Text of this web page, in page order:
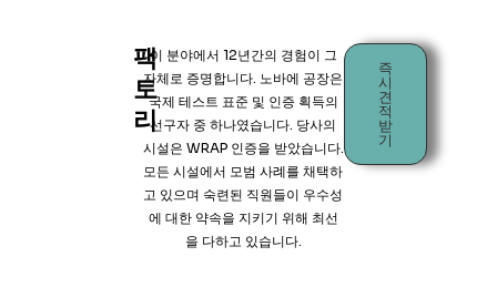
팩
토
리
이 분야에서 12년간의 경험이 그
자체로 증명합니다. 노바에 공장은
국제 테스트 표준 및 인증 획득의
선구자 중 하나였습니다. 당사의
시설은 WRAP 인증을 받았습니다.
모든 시설에서 모범 사례를 채택하
고 있으며 숙련된 직원들이 우수성
에 대한 약속을 지키기 위해 최선
을 다하고 있습니다.
즉
시
견
적
받
기